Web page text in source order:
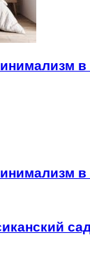
в
в